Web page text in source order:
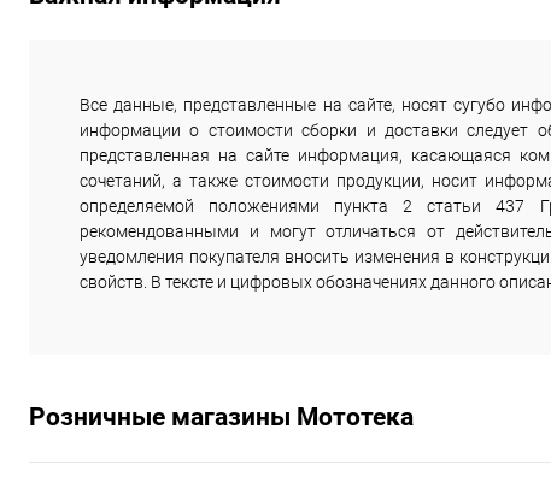
Все данные, представленные на сайте, носят сугубо
информации о стоимости сборки и доставки
представленная на сайте информация, касающаяся
сочетаний, а также стоимости продукции, носит
определяемой положениями пункта 2 статьи 437
рекомендованными и могут отличаться от
уведомления покупателя вносить изменения в
свойств. В тексте и цифровых обозначениях данного
Розничные магазины Мототека